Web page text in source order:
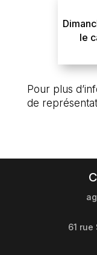
le
Pour plus
de
61 rue